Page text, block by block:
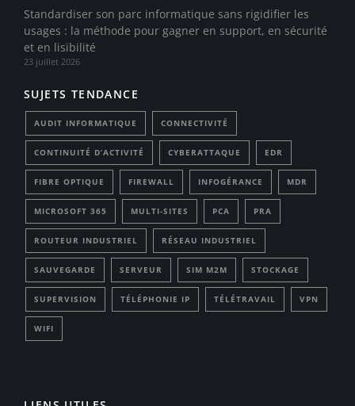
Standardiser son parc informatique sans rigidifier les
usages : la méthode pour gagner en support, en sécurité
et en lisibilité
23 juillet 2026
SUJETS TENDANCE
AUDIT INFORMATIQUE CONNECTIVITÉ
CONTINUITÉ D’ACTIVITÉ CYBERATTAQUE EDR
FIBRE OPTIQUE FIREWALL INFOGÉRANCE MDR
MICROSOFT 365 MULTI-SITES PCA PRA
ROUTEUR INDUSTRIEL RÉSEAU INDUSTRIEL
SAUVEGARDE SERVEUR SIM M2M STOCKAGE
SUPERVISION TÉLÉPHONIE IP TÉLÉTRAVAIL VPN
WIFI